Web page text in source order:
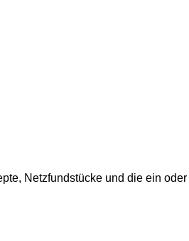
Netzfundstücke und die ein